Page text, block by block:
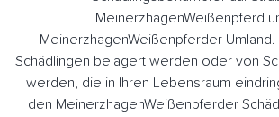
MeinerzhagenWeißenpferd
MeinerzhagenWeißenpferder Umland.
Schädlingen belagert werden oder von
werden, die in Ihren Lebensraum
den MeinerzhagenWeißenpferder